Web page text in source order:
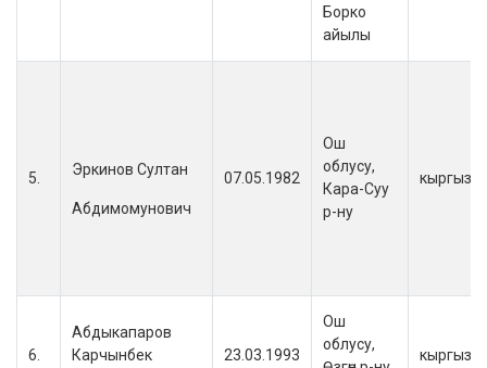
Борко
айылы
5. Эркинов Султан
Абдимомунович
07.05.1982
Ош
облусу,
Кара-Суу
р-ну
кыргыз
6.
Абдыкапаров
Карчынбек
23.03.1993
Ош
облусу,
кыргыз